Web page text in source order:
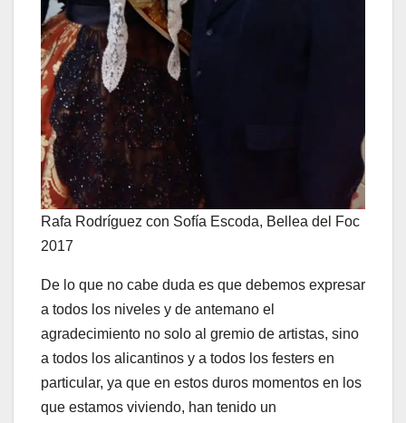
Rafa Rodríguez con Sofía Escoda, Bellea del Foc
2017
De lo que no cabe duda es que debemos expresar
a todos los niveles y de antemano el
agradecimiento no solo al gremio de artistas, sino
a todos los alicantinos y a todos los festers en
particular, ya que en estos duros momentos en los
que estamos viviendo, han tenido un